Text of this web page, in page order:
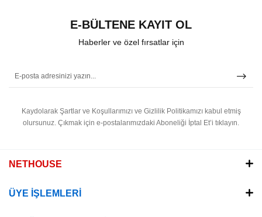
E-BÜLTENE KAYIT OL
Haberler ve özel fırsatlar için
Kaydolarak Şartlar ve Koşullarımızı ve Gizlilik Politikamızı kabul etmiş
olursunuz. Çıkmak için e-postalarımızdaki Aboneliği İptal Et’i tıklayın.
NETHOUSE
ÜYE İŞLEMLERİ